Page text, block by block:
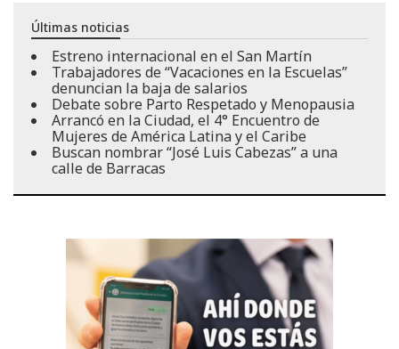
Últimas noticias
Estreno internacional en el San Martín
Trabajadores de “Vacaciones en la Escuelas”
denuncian la baja de salarios
Debate sobre Parto Respetado y Menopausia
Arrancó en la Ciudad, el 4° Encuentro de
Mujeres de América Latina y el Caribe
Buscan nombrar “José Luis Cabezas” a una
calle de Barracas